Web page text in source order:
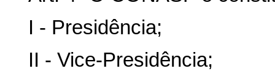
I - Presidência;
II - Vice-Presidência;